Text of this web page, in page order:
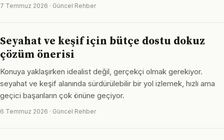
7 Temmuz 2026 · Güncel Rehber
Seyahat ve keşif için bütçe dostu dokuz
çözüm önerisi
Konuya yaklaşırken idealist değil, gerçekçi olmak gerekiyor.
seyahat ve keşif alanında sürdürülebilir bir yol izlemek, hızlı ama
geçici başarıların çok önüne geçiyor.
6 Temmuz 2026 · Güncel Rehber